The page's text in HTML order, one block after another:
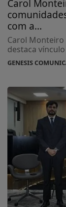
Carol
com a...
Carol
destaca
GENESIS